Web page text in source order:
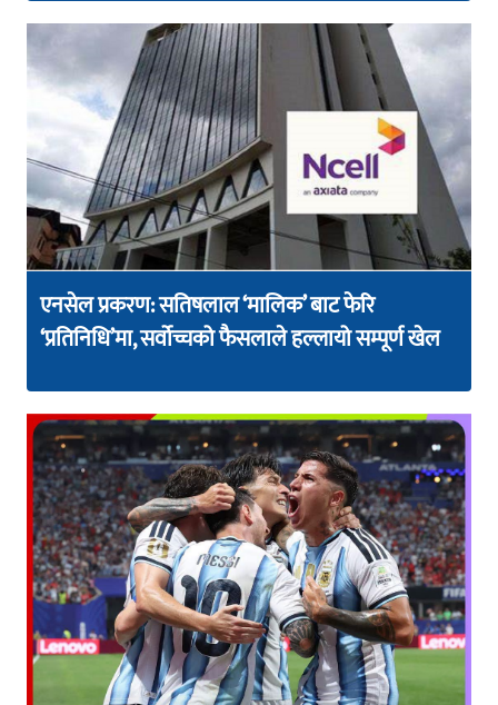
एनसेल प्रकरण: सतिषलाल ‘मालिक’ बाट फेरि
‘प्रतिनिधि’मा, सर्वोच्चको फैसलाले हल्लायो सम्पूर्ण खेल